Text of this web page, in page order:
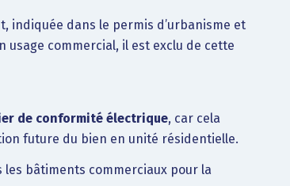
indiquée dans le permis d’urbanisme et
commercial, il est exclu de cette
de conformité électrique, car cela
future du bien en unité résidentielle.
bâtiments commerciaux pour la